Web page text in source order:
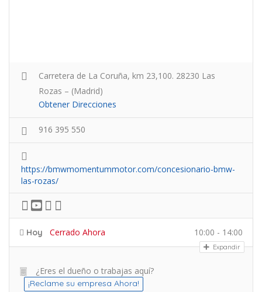
Carretera de La Coruña, km 23,100. 28230 Las
Rozas – (Madrid)
Obtener Direcciones
916 395 550
https://bmwmomentummotor.com/concesionario-bmw-
las-rozas/
Hoy Cerrado Ahora 10:00 - 14:00
Expandir
¿Eres el dueño o trabajas aquí?
¡Reclame su empresa Ahora!